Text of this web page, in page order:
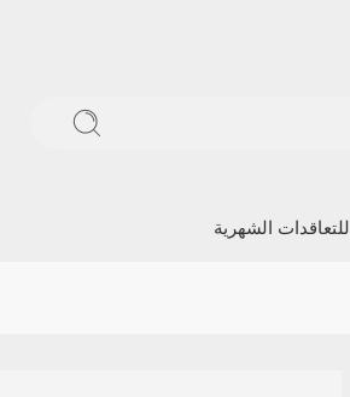
للتعاقدات الشهرية